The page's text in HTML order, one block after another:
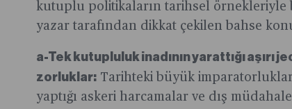
kutuplu politikaların tarihsel örnekleriyle
yazar tarafından dikkat çekilen bahse
a-Tek kutupluluk inadının yarattığı
zorluklar: Tarihteki büyük
yaptığı askeri harcamalar ve dış